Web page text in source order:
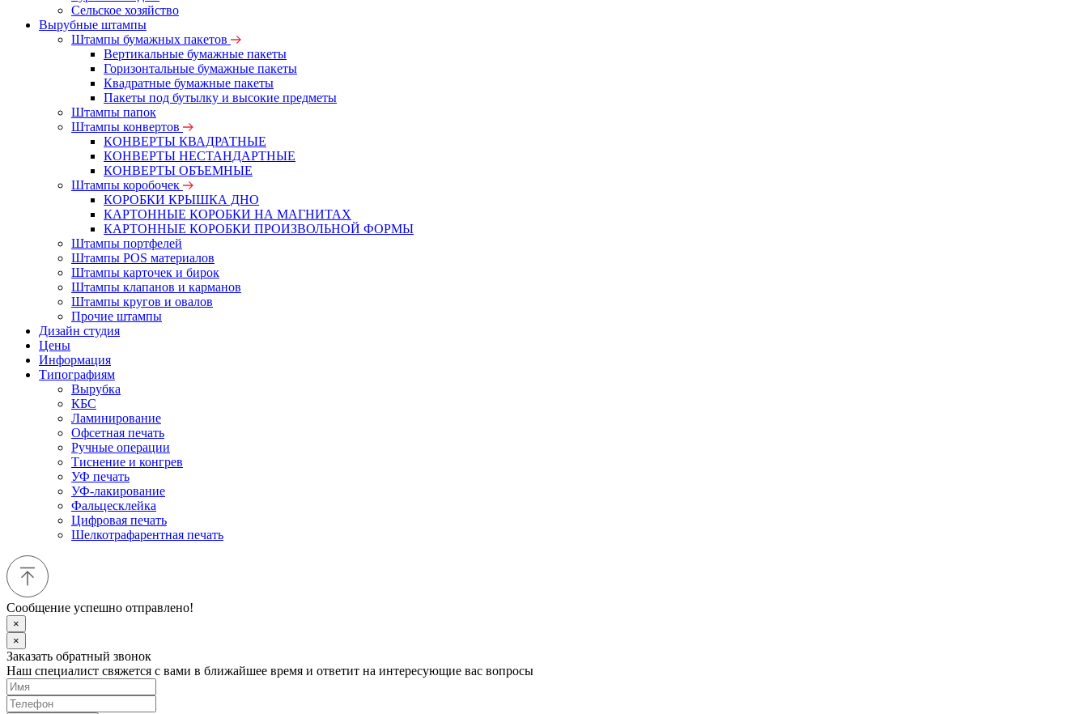
Сельское хозяйство
Вырубные штампы
Штампы бумажных пакетов
Вертикальные бумажные пакеты
Горизонтальные бумажные пакеты
Квадратные бумажные пакеты
Пакеты под бутылку и высокие предметы
Штампы папок
Штампы конвертов
КОНВЕРТЫ КВАДРАТНЫЕ
КОНВЕРТЫ НЕСТАНДАРТНЫЕ
КОНВЕРТЫ ОБЪЕМНЫЕ
Штампы коробочек
КОРОБКИ КРЫШКА ДНО
КАРТОННЫЕ КОРОБКИ НА МАГНИТАХ
КАРТОННЫЕ КОРОБКИ ПРОИЗВОЛЬНОЙ ФОРМЫ
Штампы портфелей
Штампы POS материалов
Штампы карточек и бирок
Штампы клапанов и карманов
Штампы кругов и овалов
Прочие штампы
Дизайн студия
Цены
Информация
Типографиям
Вырубка
КБС
Ламинирование
Офсетная печать
Ручные операции
Тиснение и конгрев
УФ печать
УФ-лакирование
Фальцесклейка
Цифровая печать
Шелкотрафарентная печать
Сообщение успешно отправлено!
×
×
Заказать обратный звонок
Наш специалист свяжется с вами в ближайшее время и ответит на интересующие вас вопросы